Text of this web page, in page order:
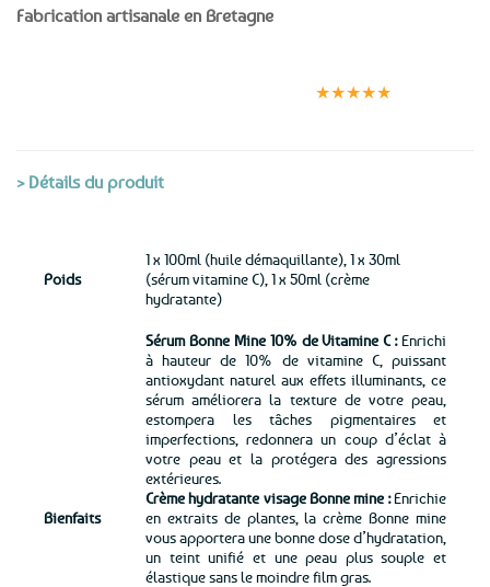
Fabrication artisanale en Bretagne
★★★★★
> Détails du produit
Poids
1 x 100ml (huile démaquillante), 1 x 30ml
(sérum vitamine C), 1 x 50ml (crème
hydratante)
Bienfaits
Sérum Bonne Mine 10% de Vitamine C :Enrichi
à hauteur de 10% de vitamine C, puissant
antioxydant naturel aux effets illuminants, ce
sérum améliorera la texture de votre peau,
estompera les tâches pigmentaires et
imperfections, redonnera un coup d’éclat à
votre peau et la protégera des agressions
extérieures.
Crème hydratante visage Bonne mine :Enrichie
en extraits de plantes, la crème Bonne mine
vous apportera une bonne dose d’hydratation,
un teint unifié et une peau plus souple et
élastique sans le moindre film gras.